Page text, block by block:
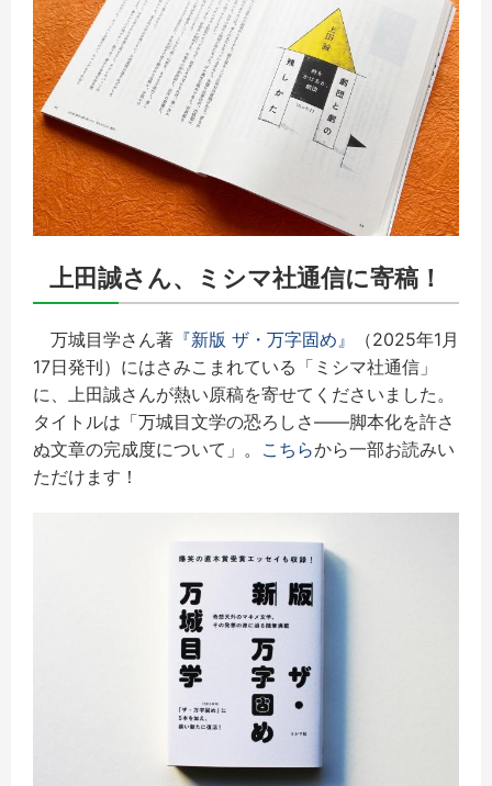
上田誠さん、ミシマ社通信に寄稿！
万城目学さん著 『新版 ザ・万字固め』
（2025年1月
17日発刊）にはさみこまれている「ミシマ社通信」
に、上田誠さんが熱い原稿を寄せてくださいました。
タイトルは「万城目文学の恐ろしさ――脚本化を許さ
ぬ文章の完成度について」。 こちらから一部お読みい
ただけます！